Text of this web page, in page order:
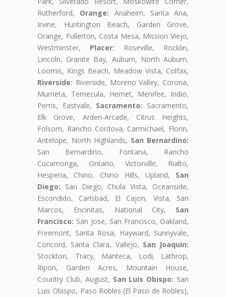
Rutherford, Orange: Anaheim, Santa Ana,
Irvine, Huntington Beach, Garden Grove,
Orange, Fullerton, Costa Mesa, Mission Viejo,
Westminster, Placer: Roseville, Rocklin,
Lincoln, Granite Bay, Auburn, North Auburn,
Loomis, Kings Beach, Meadow Vista, Colfax,
Riverside: Riverside, Moreno Valley, Corona,
Murrieta, Temecula, Hemet, Menifee, Indio,
Perris, Eastvale, Sacramento: Sacramento,
Elk Grove, Arden-Arcade, Citrus Heights,
Folsom, Rancho Cordova, Carmichael, Florin,
Antelope, North Highlands, San Bernardino:
San Bernardino, Fontana, Rancho
Cucamonga, Ontario, Victorville, Rialto,
Hesperia, Chino, Chino Hills, Upland, San
Diego: San Diego, Chula Vista, Oceanside,
Escondido, Carlsbad, El Cajon, Vista, San
Marcos, Encinitas, National City, San
Francisco: San Jose, San Francisco, Oakland,
Freemont, Santa Rosa, Hayward, Sunnyvale,
Concord, Santa Clara, Vallejo, San Joaquin:
Stockton, Tracy, Manteca, Lodi, Lathrop,
Ripon, Garden Acres, Mountain House,
Country Club, August, San Luis Obispo: San
Luis Obispo, Paso Robles (El Paso de Robles),